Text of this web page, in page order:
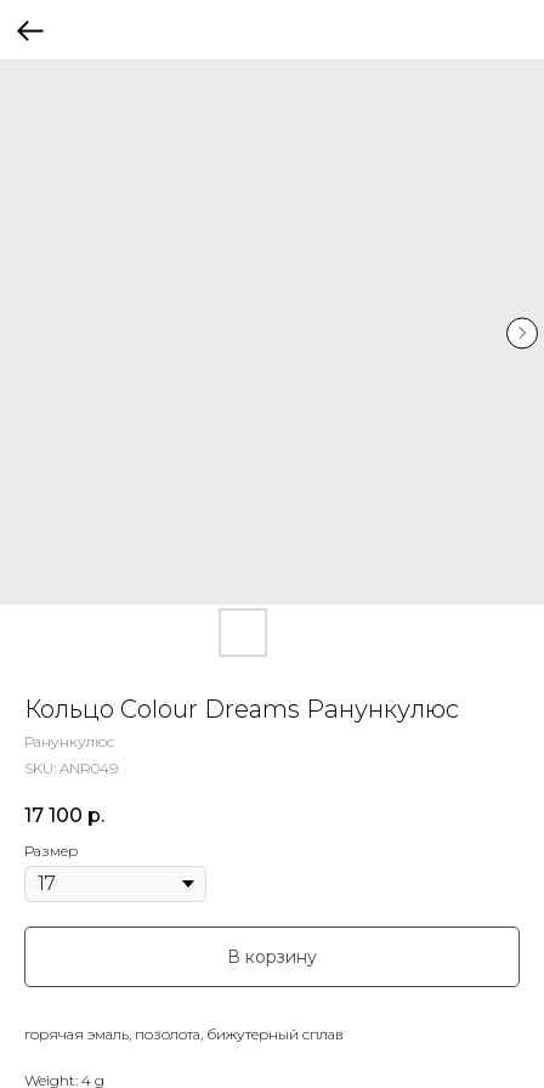
Кольцо Colour Dreams Ранункулюс
Ранункулюс
SKU: ANR049
17 100 р.
Размер
В корзину
горячая эмаль, позолота, бижутерный сплав
Weight: 4 g